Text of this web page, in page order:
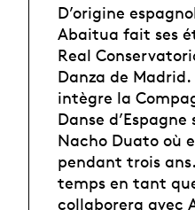
D’origine
Abaitua fait ses
Real
Danza de Madrid.
intègre la
Danse
Nacho Duato où
pendant trois
temps en tant
collaborera avec